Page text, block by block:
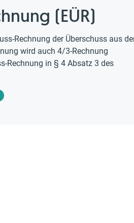
(EÜR)
Rechnung der Überschuss aus
wird auch 4/3-Rechnung
Rechnung in § 4 Absatz 3 des